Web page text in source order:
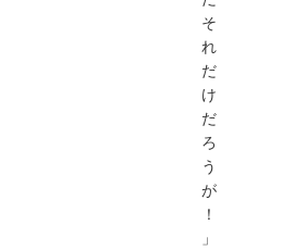
そ
れ
だ
け
だ
ろ
う
が
！
」